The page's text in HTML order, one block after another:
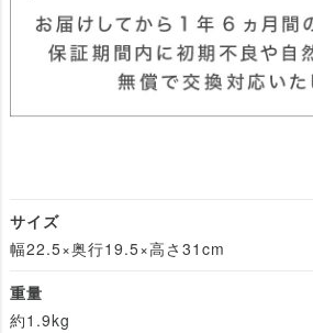
サイズ
幅22.5×奥行19.5×高さ31cm
重量
約1.9kg